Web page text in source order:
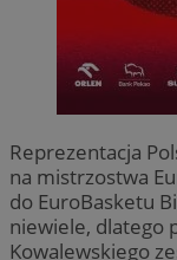
Reprezentacja
na mistrzostwa
do EuroBasketu
niewiele, dlatego
Kowalewskiego